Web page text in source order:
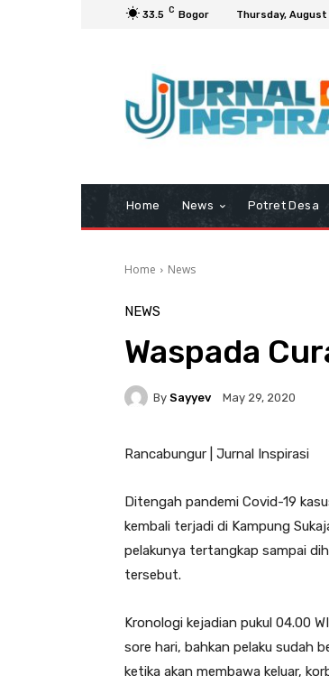
33.5 C Bogor Thursday, August
Home News Potret Desa
Home News
NEWS
Waspada
By Sayyev May 29, 2020
Rancabungur | Jurnal Inspirasi
Ditengah pandemi Covid-19
kembali terjadi di Kampung
pelakunya tertangkap sampai
tersebut.
Kronologi kejadian pukul 04.00
sore hari, bahkan pelaku sudah
ketika akan membawa keluar,